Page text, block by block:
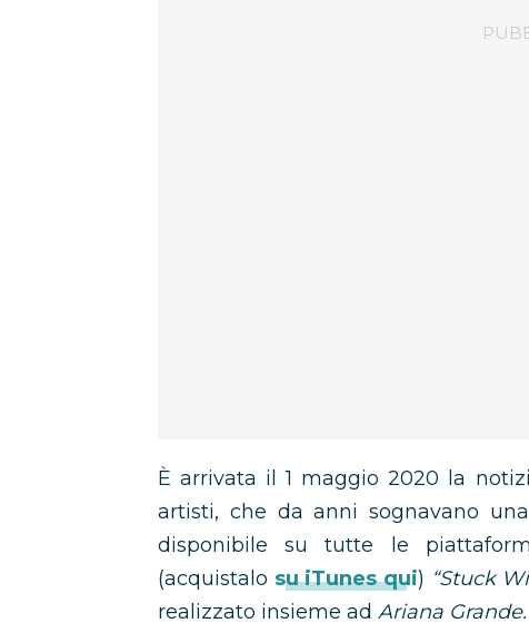
È arrivata il 1 maggio 2020 la
artisti, che da anni sognavano
disponibile su tutte le
(acquistalo su iTunes qui) “Stuck
realizzato insieme ad Ariana Grande.